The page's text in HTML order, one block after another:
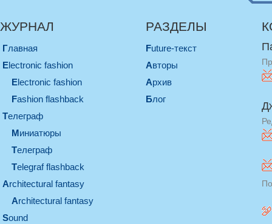
ЖУРНАЛ
Главная
electronic fashion
electronic fashion
Fashion flashback
телеграф
миниатюры
телеграф
Telegraf flashback
architectural fantasy
architectural fantasy
sound
РАЗДЕЛЫ
Future-текст
Авторы
Архив
Блог